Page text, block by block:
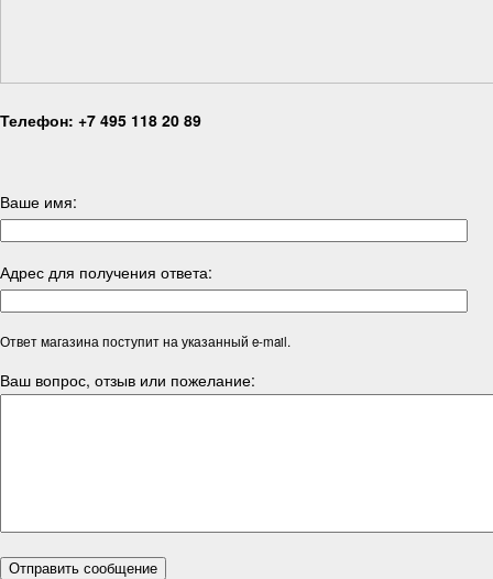
Телефон: +7 495 118 20 89
Ваше имя:
Адрес для получения ответа:
Ответ магазина поступит на указанный e-mail.
Ваш вопрос, отзыв или пожелание: